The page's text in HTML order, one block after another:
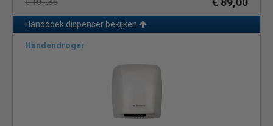
Handdoek dispenser bekijken
Handendroger